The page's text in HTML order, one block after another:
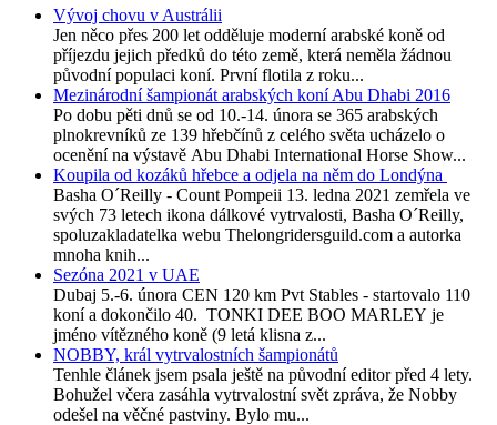
Vývoj chovu v Austrálii
Jen něco přes 200 let odděluje moderní arabské koně od
příjezdu jejich předků do této země, která neměla žádnou
původní populaci koní. První flotila z roku...
Mezinárodní šampionát arabských koní Abu Dhabi 2016
Po dobu pěti dnů se od 10.-14. února se 365 arabských
plnokrevníků ze 139 hřebčínů z celého světa ucházelo o
ocenění na výstavě Abu Dhabi International Horse Show...
Koupila od kozáků hřebce a odjela na něm do Londýna
Basha O´Reilly - Count Pompeii 13. ledna 2021 zemřela ve
svých 73 letech ikona dálkové vytrvalosti, Basha O´Reilly,
spoluzakladatelka webu Thelongridersguild.com a autorka
mnoha knih...
Sezóna 2021 v UAE
Dubaj 5.-6. února CEN 120 km Pvt Stables - startovalo 110
koní a dokončilo 40. TONKI DEE BOO MARLEY je
jméno vítězného koně (9 letá klisna z...
NOBBY, král vytrvalostních šampionátů
Tenhle článek jsem psala ještě na původní editor před 4 lety.
Bohužel včera zasáhla vytrvalostní svět zpráva, že Nobby
odešel na věčné pastviny. Bylo mu...